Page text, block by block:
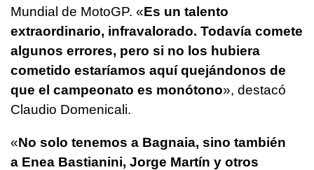
Mundial de MotoGP. «Es un talento
extraordinario, infravalorado. Todavía comete
algunos errores, pero si no los hubiera
cometido estaríamos aquí quejándonos de
que el campeonato es monótono», destacó
Claudio Domenicali.
«No solo tenemos a Bagnaia, sino también
a Enea Bastianini, Jorge Martín y otros